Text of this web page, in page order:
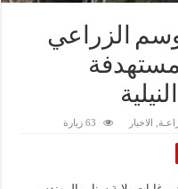
الزراعي
الاخبار 63 زيارة